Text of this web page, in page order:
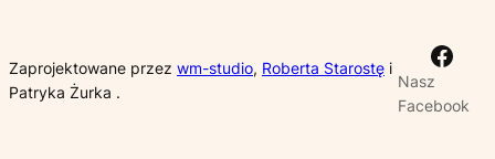
Zaprojektowane przez wm-studio, Roberta Starostę i
Patryka Żurka .
Nasz
Facebook